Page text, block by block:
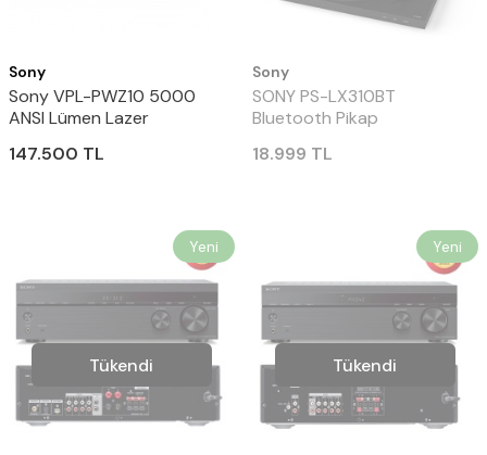
Sony
Sony VPL-PWZ10 5000
ANSI Lümen Lazer
147.500 TL
Sony
SONY PS-LX310BT
Bluetooth Pikap
18.999 TL
Yeni
Tükendi
Yeni
Tükendi